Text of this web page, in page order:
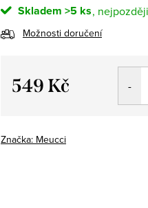
Skladem >5 ks
Možnosti doručení
549 Kč
Značka: Meucci